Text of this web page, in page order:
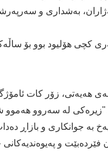
بەشداری و
بەپێی ئەو ئەزموونەی هەیەتی،
"زیرەکی لە سەروو هەموو
بە جوانکاری و بازاڕ
و